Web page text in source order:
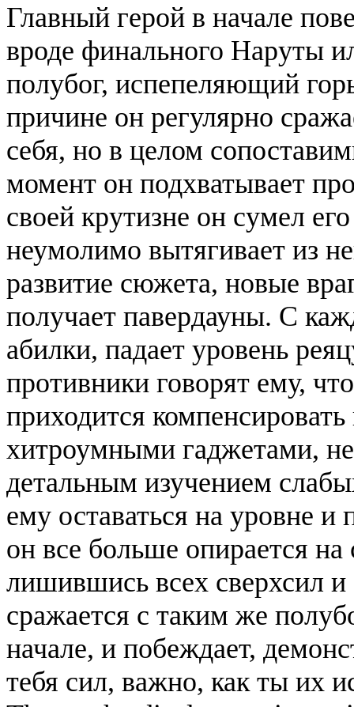
Главный герой в начале
вроде финального Наруты
полубог, испепеляющий
причине он регулярно
себя, но в целом
момент он подхватывает
своей крутизне он сумел
неумолимо вытягивает из
развитие сюжета, новые
получает павердауны. С
абилки, падает уровень
противники говорят ему,
приходится
хитроумными гаджетами,
детальным изучением
ему оставаться на уровне
он все больше опирается
лишившись всех сверхсил
сражается с таким же
начале, и побеждает,
тебя сил, важно, как ты их